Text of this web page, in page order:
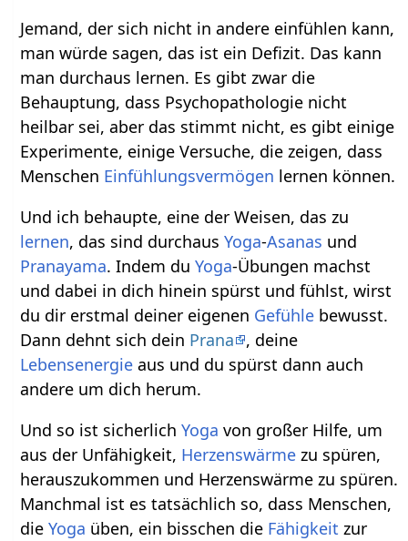
Jemand, der sich nicht in andere einfühlen kann,
man würde sagen, das ist ein Defizit. Das kann
man durchaus lernen. Es gibt zwar die
Behauptung, dass Psychopathologie nicht
heilbar sei, aber das stimmt nicht, es gibt einige
Experimente, einige Versuche, die zeigen, dass
Menschen Einfühlungsvermögen lernen können.
Und ich behaupte, eine der Weisen, das zu
lernen, das sind durchausYoga-Asanas und
Pranayama. Indem duYoga-Übungen machst
und dabei in dich hinein spürst und fühlst, wirst
du dir erstmal deiner eigenen Gefühle bewusst.
Dann dehnt sich dein Prana
, deine
Lebensenergie aus und du spürst dann auch
andere um dich herum.
Und so ist sicherlichYoga von großer Hilfe, um
aus der Unfähigkeit, Herzenswärme zu spüren,
herauszukommen und Herzenswärme zu spüren.
Manchmal ist es tatsächlich so, dass Menschen,
dieYoga üben, ein bisschen die Fähigkeit zur